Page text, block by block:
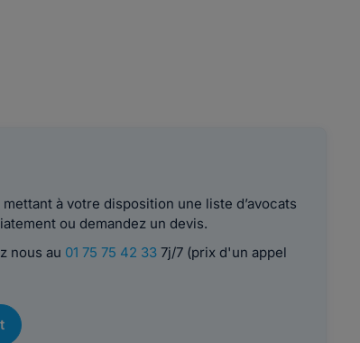
à votre disposition une liste d’avocats
ou demandez un devis.
nous au 01 75 75 42 337j/7 (prix d'un appel